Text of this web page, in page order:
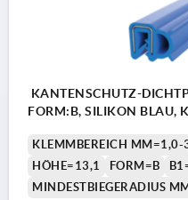
KANTENSCHUTZ-
FORM:B, SILIKON BLAU,
KLEMMBEREICH MM=1,0-
HÖHE=13,1
FORM=B
MINDESTBIEGERADIUS